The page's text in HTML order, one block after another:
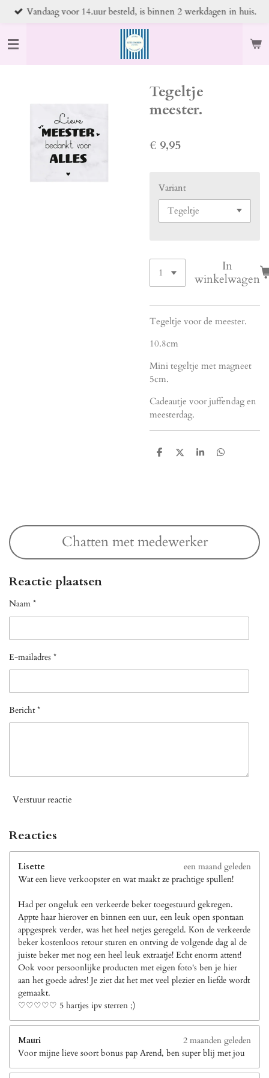
Ga
naar
de
hoofdinhoud
Vandaag voor 14.uur besteld, is binnen 2 werkdagen in huis.
Tegeltje
meester.
€ 9,95
Variant
In
winkelwagen
Tegeltje voor de meester.
10.8cm
Mini tegeltje met magneet
5cm.
Cadeautje voor juffendag en
meesterdag.
D
D
S
D
Chatten met medewerker
Reactie plaatsen
Naam *
E-mailadres *
Bericht *
Verstuur reactie
Reacties
Lisette
een maand geleden
Wat een lieve verkoopster en wat maakt ze prachtige spullen!
Had per ongeluk een verkeerde beker toegestuurd gekregen.
Appte haar hierover en binnen een uur, een leuk open spontaan
appgesprek verder, was het heel netjes geregeld. Kon de verkeerde
beker kostenloos retour sturen en ontving de volgende dag al de
juiste beker met nog een heel leuk extraatje! Echt enorm attent!
Ook voor persoonlijke producten met eigen foto's ben je hier
aan het goede adres! Je ziet dat het met veel plezier en liefde wordt
gemaakt.
♡♡♡♡♡ 5 hartjes ipv sterren ;)
Mauri
2 maanden geleden
Voor mijne lieve soort bonus pap Arend, ben super blij met jou